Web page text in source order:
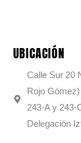
UBICACIÓN
Calle Sur 20
Rojo
243-A y 243-
Delegación